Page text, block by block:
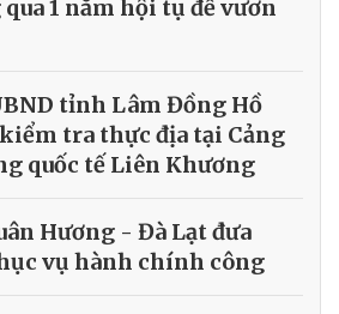
1 năm hội tụ để vươn
tỉnh Lâm Đồng Hồ
tra thực địa tại Cảng
quốc tế Liên Khương
Hương - Đà Lạt đưa
vụ hành chính công